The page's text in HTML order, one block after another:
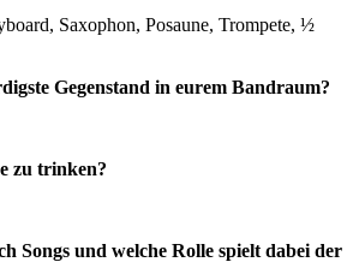
Saxophon, Posaune, Trompete, ½
Gegenstand in eurem Bandraum?
zu trinken?
Songs und welche Rolle spielt dabei der